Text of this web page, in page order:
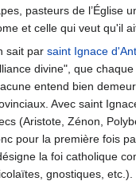
pasteurs de l’Église
et celle qui veut qu'il
sait par saint Ignace
divine", que
entend bien
Avec saint
(Aristote, Zénon,
pour la première fois
la foi catholique
gnostiques, etc.).